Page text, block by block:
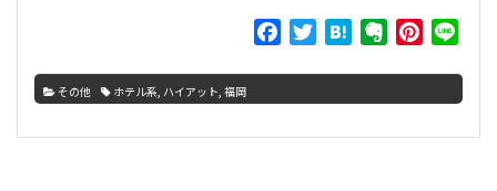
e
b
t
t
e
n
r
n
t
e
n
e
その他 ホテル系, ハイアット, 福岡